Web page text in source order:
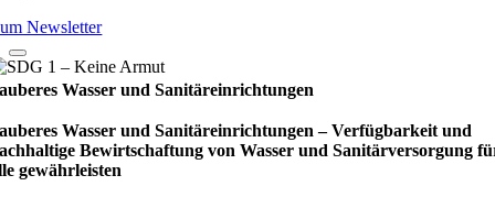
Newsletter
Wasser und Sanitäreinrichtungen
Wasser und Sanitäreinrichtungen – Verfügbarkeit und
Bewirtschaftung von Wasser und Sanitärversorgung
gewährleisten